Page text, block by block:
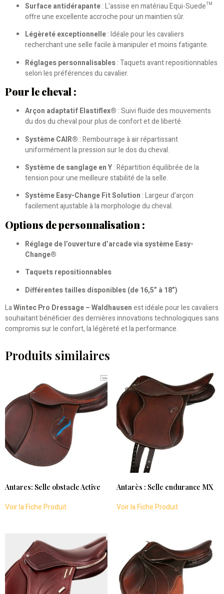
Surface antidérapante: L’assise en matériau Equi-Suede™
offre une excellente accroche pour un maintien sûr.
Légèreté exceptionnelle: Idéale pour les cavaliers
recherchant une selle facile à manipuler et moins fatigante.
Réglages personnalisables: Taquets avant repositionnables
selon les préférences du cavalier.
Pour le cheval :
Arçon adaptatif Elastiflex® : Suivi fluide des mouvements
du dos du cheval pour plus de confort et de liberté.
Système CAIR® : Rembourrage à air répartissant
uniformément la pression sur le dos du cheval.
Système de sanglage en Y: Répartition équilibrée de la
tension pour une meilleure stabilité de la selle.
Système Easy-Change Fit Solution : Largeur d’arçon
facilement ajustable à la morphologie du cheval.
Options de personnalisation :
Réglage de l’ouverture d’arcade via système Easy-
Change®
Taquets repositionnables
Différentes tailles disponibles (de 16,5” à 18”)
LaWintec Pro Dressage – Waldhausenest idéale pour les cavaliers
souhaitant bénéficier des dernières innovations technologiques sans
compromis sur le confort, la légèreté et la performance.
Produits similaires
Antares: Selle obstacle Active
Voir la Fiche Produit
Antarès : Selle endurance MX
Voir la Fiche Produit